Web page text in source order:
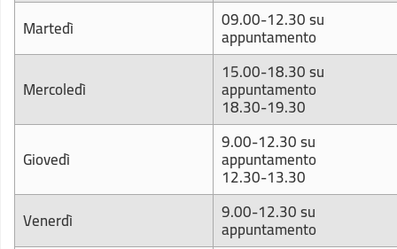
Martedì
09.00-12.30 su
appuntamento
Mercoledì
15.00-18.30 su
appuntamento
18.30-19.30
Giovedì
9.00-12.30 su
appuntamento
12.30-13.30
Venerdì
9.00-12.30 su
appuntamento